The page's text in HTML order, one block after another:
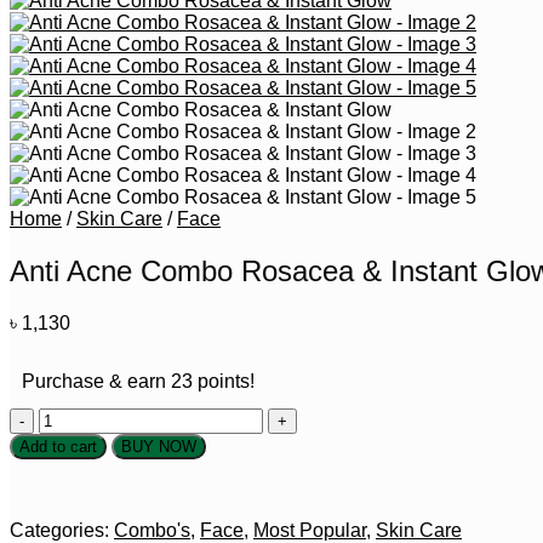
Home / Skin Care / Face
Anti Acne Combo Rosacea & Instant
৳ 1,130
Purchase & earn 23 points!
Anti
Acne
Combo
Instant
Add to cart BUY NOW
Categories: Combo's, Face, Most Popular, Skin Care